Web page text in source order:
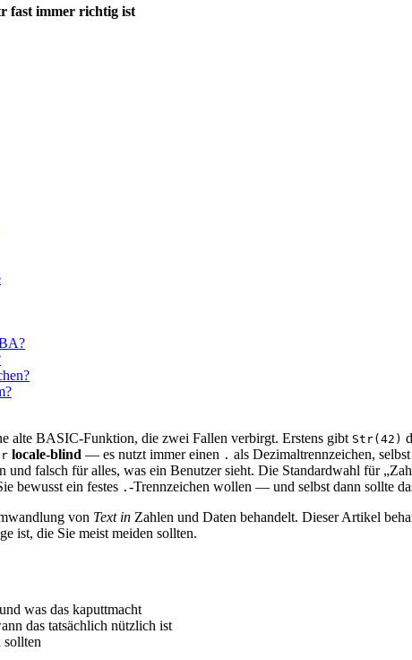
fast immer richtig ist
alte BASIC-Funktion, die zwei Fallen verbirgt. Erstens gibt Str(42)
locale-blind — es nutzt immer einen . als Dezimaltrennzeichen,
und falsch für alles, was ein Benutzer sieht. Die Standardwahl für
bewusst ein festes . -Trennzeichen wollen — und selbst dann sollte
von Text in Zahlen und Daten behandelt. Dieser Artikel
ist, die Sie meist meiden sollten.
was das kaputtmacht
das tatsächlich nützlich ist